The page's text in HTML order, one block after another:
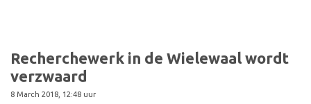
Recherchewerk in de Wielewaal wordt
verzwaard
8 March 2018, 12:48 uur